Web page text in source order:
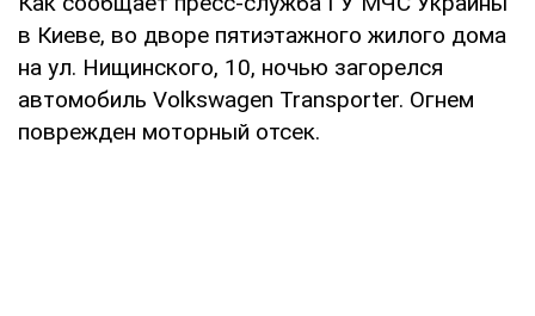
в Киеве, во дворе пятиэтажного жилого дома
на ул. Нищинского, 10, ночью загорелся
автомобиль Volkswagen Transporter. Огнем
поврежден моторный отсек.